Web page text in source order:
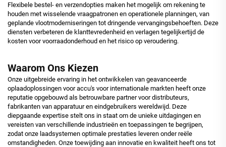
Flexibele bestel- en verzendopties maken het mogelijk om rekening te
houden met wisselende vraagpatronen en operationele planningen, van
geplande vlootmoderniseringen tot dringende vervangingsbehoeften. Deze
diensten verbeteren de klanttevredenheid en verlagen tegelijkertijd de
kosten voor voorraadonderhoud en het risico op veroudering.
Waarom Ons Kiezen
Onze uitgebreide ervaring in het ontwikkelen van geavanceerde
oplaadoplossingen voor accu's voor internationale markten heeft onze
reputatie opgebouwd als betrouwbare partner voor distributeurs,
fabrikanten van apparatuur en eindgebruikers wereldwijd. Deze
diepgaande expertise stelt ons in staat om de unieke uitdagingen en
vereisten van verschillende industrieën en toepassingen te begrijpen,
zodat onze laadsystemen optimale prestaties leveren onder reële
omstandigheden. Onze toewijding aan innovatie en kwaliteit heeft ons tot